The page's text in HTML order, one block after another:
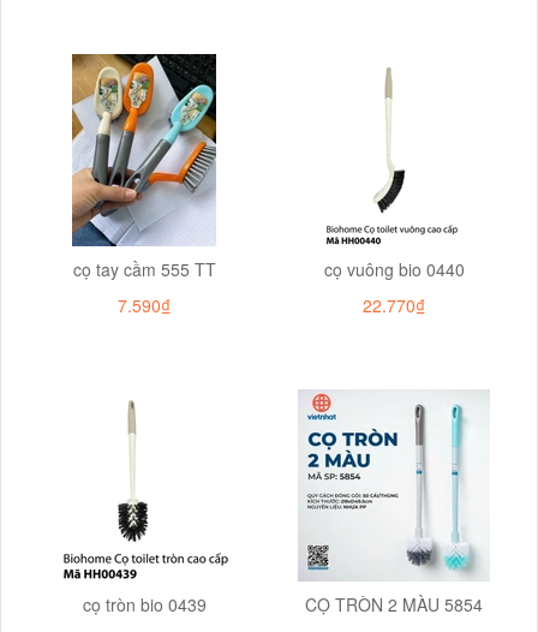
cọ tay cầm 555 TT
7.590₫
cọ vuông bio 0440
22.770₫
cọ tròn bio 0439
CỌ TRÒN 2 MÀU 5854